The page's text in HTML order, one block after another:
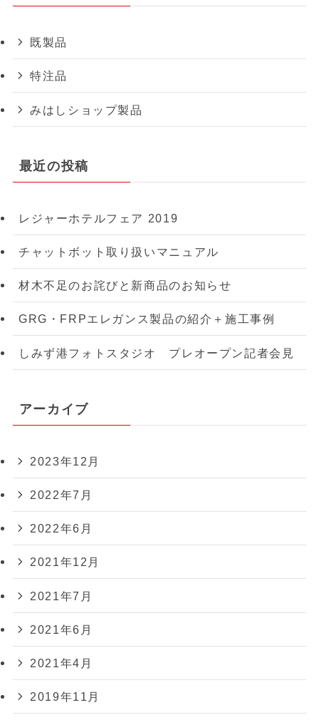
既製品
特注品
みはしショップ製品
最近の投稿
レジャーホテルフェア 2019
チャットボット取り扱いマニュアル
材木不足のお詫びと新商品のお知らせ
GRG・FRPエレガンス製品の紹介＋施工事例
しみず港フォトスタジオ プレオープン記者会見
アーカイブ
2023年12月
2022年7月
2022年6月
2021年12月
2021年7月
2021年6月
2021年4月
2019年11月